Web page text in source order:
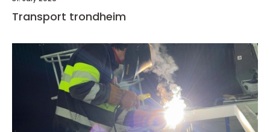
Transport trondheim